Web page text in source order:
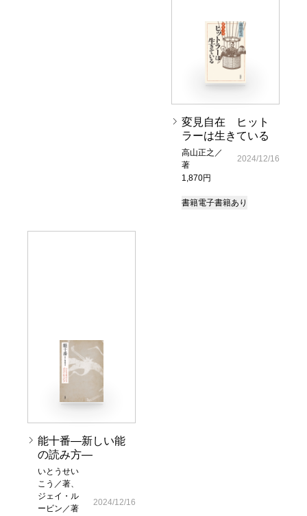
変見自在 ヒット
ラーは生きている
高山正之／
著
1,870円
2024/12/16
書籍電子書籍あり
能十番―新しい能
の読み方―
いとうせい
こう／著、
ジェイ・ル
ービン／著
2024/12/16